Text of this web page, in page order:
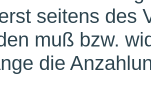
seitens des
muß bzw.
die